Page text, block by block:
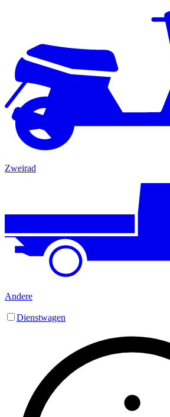
Zweirad
Andere
Dienstwagen